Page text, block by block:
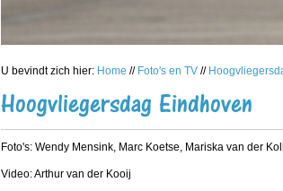
U bevindt zich hier: Home // Foto's en TV //
Hoogvliegersdag Eindhoven
Foto's: Wendy Mensink, Marc Koetse, Mariska van der
Video: Arthur van der Kooij